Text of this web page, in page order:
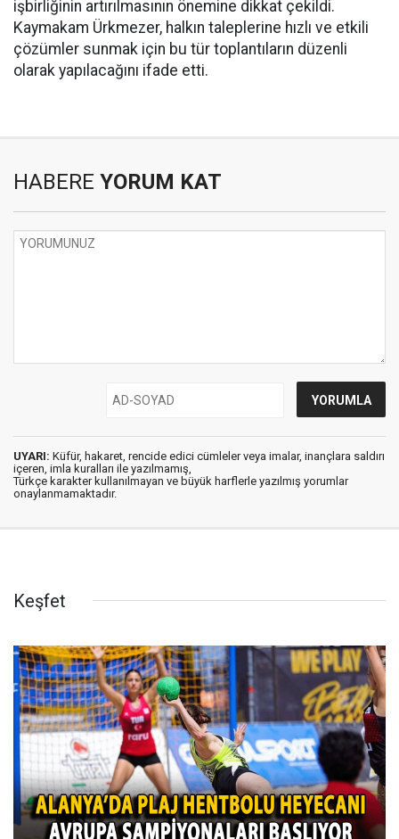
işbirliğinin artırılmasının önemine dikkat çekildi.
Kaymakam Ürkmezer, halkın taleplerine hızlı ve etkili
çözümler sunmak için bu tür toplantıların düzenli
olarak yapılacağını ifade etti.
HABERE YORUM KAT
UYARI: Küfür, hakaret, rencide edici cümleler veya imalar, inançlara saldırı
içeren, imla kuralları ile yazılmamış,
Türkçe karakter kullanılmayan ve büyük harflerle yazılmış yorumlar
onaylanmamaktadır.
Keşfet